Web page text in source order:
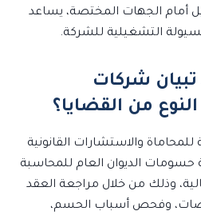
أمام الجهات المختصة، يساعد
التشغيلية للشركة.
شركات
من القضايا؟
والاستشارات القانونية
الديوان العام للمحاسبة
وذلك من خلال مراجعة العقد
وفحص أسباب الحسم،